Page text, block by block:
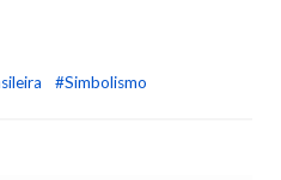
#Simbolismo